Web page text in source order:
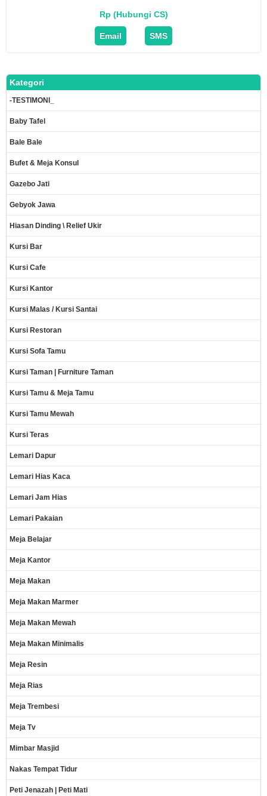
Rp (Hubungi CS)
Email SMS
Kategori
-TESTIMONI_
Baby Tafel
Bale Bale
Bufet & Meja Konsul
Gazebo Jati
Gebyok Jawa
Hiasan Dinding \ Relief Ukir
Kursi Bar
Kursi Cafe
Kursi Kantor
Kursi Malas / Kursi Santai
Kursi Restoran
Kursi Sofa Tamu
Kursi Taman | Furniture Taman
Kursi Tamu & Meja Tamu
Kursi Tamu Mewah
Kursi Teras
Lemari Dapur
Lemari Hias Kaca
Lemari Jam Hias
Lemari Pakaian
Meja Belajar
Meja Kantor
Meja Makan
Meja Makan Marmer
Meja Makan Mewah
Meja Makan Minimalis
Meja Resin
Meja Rias
Meja Trembesi
Meja Tv
Mimbar Masjid
Nakas Tempat Tidur
Peti Jenazah | Peti Mati